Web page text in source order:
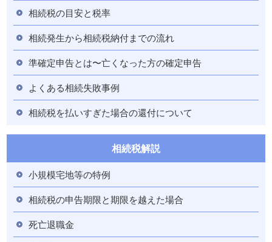
相続税の目安と税率
相続発生から相続税納付までの流れ
準確定申告とは〜亡くなった方の確定申告
よくある相続失敗事例
相続税を払いすぎた場合の還付について
相続税解説
小規模宅地等の特例
相続税の申告期限と期限を越えた場合
死亡退職金